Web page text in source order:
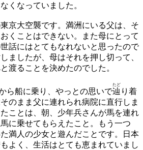
くなっていました。
京大空襲です。満洲にいる父は、そ
くことはできない。また母にとって
話にはとてもなれないと思ったので
ましたが、母はそれを押し切って、
渡ることを決めたのでした。
ら船に乗り、やっとの思いで辿
たど
り着
のまま父に連れられ病院に直行しま
ことは、朝、少年兵さんが馬を連れ
に乗せてもらえたこと。もう一つ
満人の少女と遊んだことです。日本
よく、生活はとても恵まれていまし